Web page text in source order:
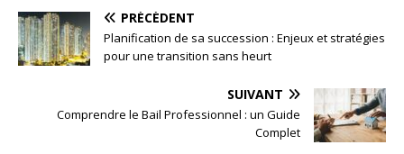
PRÉCÉDENT
Planification de sa succession : Enjeux et stratégies
pour une transition sans heurt
SUIVANT
Comprendre le Bail Professionnel : un Guide
Complet